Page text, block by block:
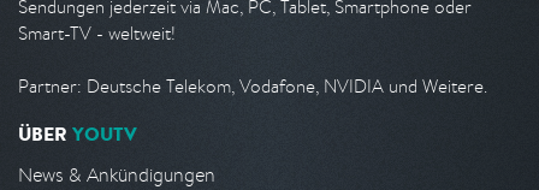
Sendungen jederzeit via Mac, PC, Tablet, Smartphone oder
Smart-TV - weltweit!
Partner: Deutsche Telekom, Vodafone, NVIDIA und Weitere.
ÜBER YOUTV
News & Ankündigungen